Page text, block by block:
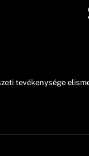
tevékenysége